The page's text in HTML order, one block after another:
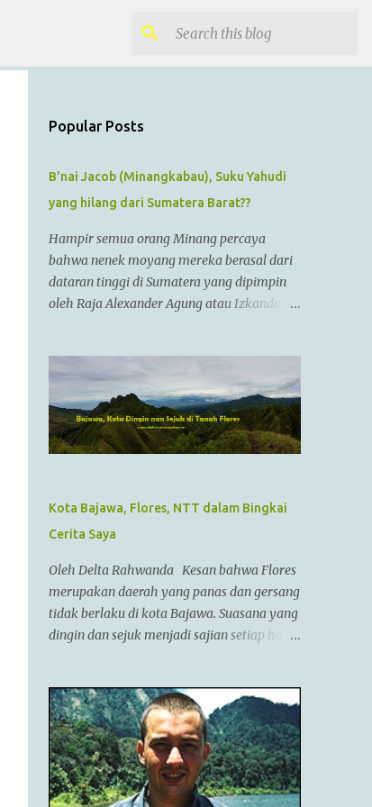
Popular Posts
B'nai Jacob (Minangkabau), Suku Yahudi
yang hilang dari Sumatera Barat??
Hampir semua orang Minang percaya
bahwa nenek moyang mereka berasal dari
dataran tinggi di Sumatera yang dipimpin
oleh Raja Alexander Agung atau Izkandar
323 SM Dia juga dikenal sebagai Raja
Alexander III dari Macedonia, seorang
pemimpin militer yang paling berhasil
sepanjang zaman dan dianggap tidak bisa
dikalahkan dalam setiap pertempuran. Di
kebanyakan daerah yang sudah dikenal.
Ayahnya adalah Philip II yang menyatukan
kebanyakan kota2 di dataran utama Yunani
dalam kepemerintahan Macedonian dalam
sebuah Negara federasi yang disebut
Persatuan Corinth (League of Corinth) Raja
Alexander menguasai daerah2 termasuk
memperluas batas2 imperiumnya sejauh
Punjab,India. Menurut AlQuran, Zulkarnain
juga sempat mengunjungi China dan
membantu membangun Tembok Besar
China Alexander menyatukan ban...
Kota Bajawa, Flores, NTT dalam Bingkai
Cerita Saya
Oleh Delta Rahwanda Kesan bahwa Flores
merupakan daerah yang panas dan gersang
tidak berlaku di kota Bajawa. Suasana yang
dingin dan sejuk menjadi sajian setiap hari
Bajawa. Bajawa merupakan ibukota
kabupaten Ngada yang sedang bergeliat
bangkit bersaing dengan kota-kota lain di
Flores seperti Ruteng, Maumere, Ende dan
lainnya. Kota yang terletak di antara bukit-